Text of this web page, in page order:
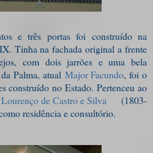
e três portas foi construído na
Tinha na fachada original a frente
com dois jarrões e uma bela
Palma, atual Major Facundo, foi o
construído no Estado. Pertenceu ao
de Castro e Silva (1803-
residência e consultório.